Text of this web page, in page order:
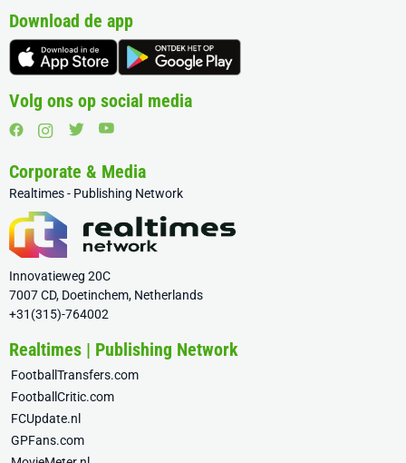
Download de app
Volg ons op social media
Corporate & Media
Realtimes - Publishing Network
Innovatieweg 20C
7007 CD, Doetinchem, Netherlands
+31(315)-764002
Realtimes | Publishing Network
FootballTransfers.com
FootballCritic.com
FCUpdate.nl
GPFans.com